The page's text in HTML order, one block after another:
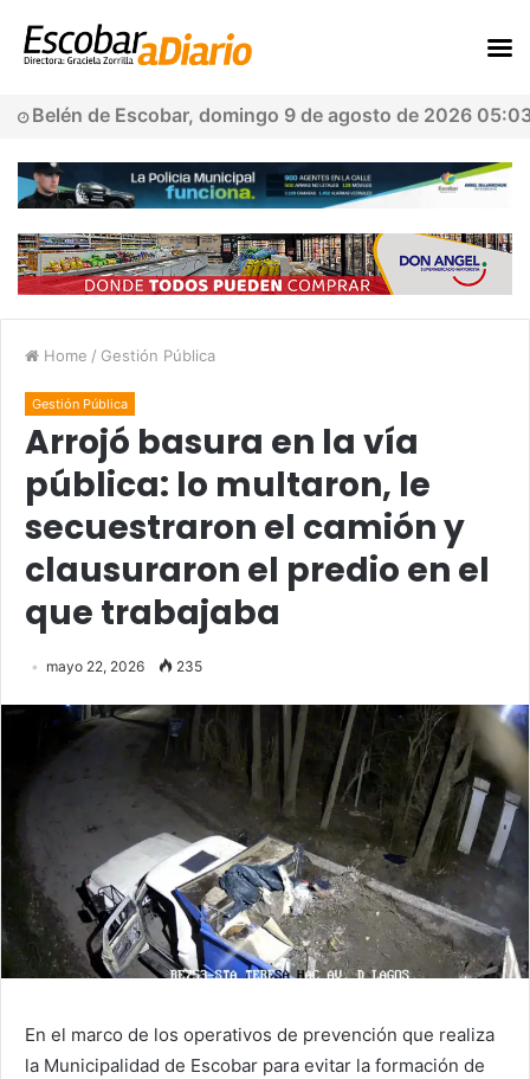
Belén de Escobar, domingo 9 de agosto de 2026
Home / Gestión Pública
Gestión Pública
Arrojó basura en la vía
pública: lo multaron, le
secuestraron el camión y
clausuraron el predio en el
que trabajaba
mayo 22, 2026 235
En el marco de los operativos de prevención que realiza
la Municipalidad de Escobar para evitar la formación de